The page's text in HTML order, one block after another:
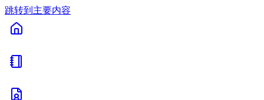
跳转到主要内容